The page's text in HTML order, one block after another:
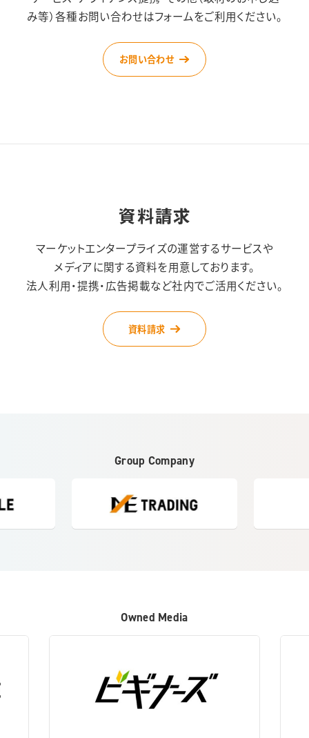
み等）各種お問い合わせはフォームをご利用ください。
お問い合わせ
資料請求
マーケットエンタープライズの運営するサービスや
メディアに関する資料を用意しております。
法人利用・提携・広告掲載など社内でご活用ください。
資料請求
Group Company
Owned Media